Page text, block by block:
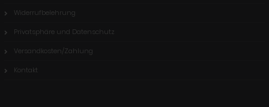
Widerrufbelehrung
Privatsphäre und Datenschutz
Versandkosten/Zahlung
Kontakt